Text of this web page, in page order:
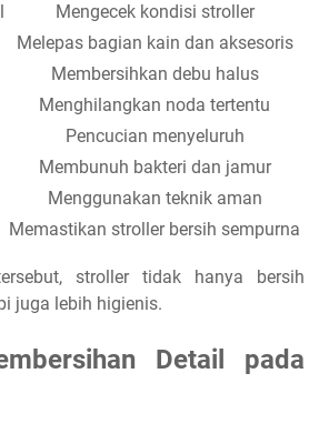
Mengecek kondisi stroller
Melepas bagian kain dan aksesoris
Membersihkan debu halus
Menghilangkan noda tertentu
Pencucian menyeluruh
Membunuh bakteri dan jamur
Menggunakan teknik aman
Memastikan stroller bersih sempurna
stroller tidak hanya bersih
juga lebih higienis.
Detail pada